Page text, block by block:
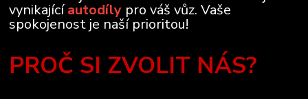
vynikajícíautodíly pro váš vůz. Vaše
spokojenost je naší prioritou!
PROČ SI ZVOLIT NÁS?